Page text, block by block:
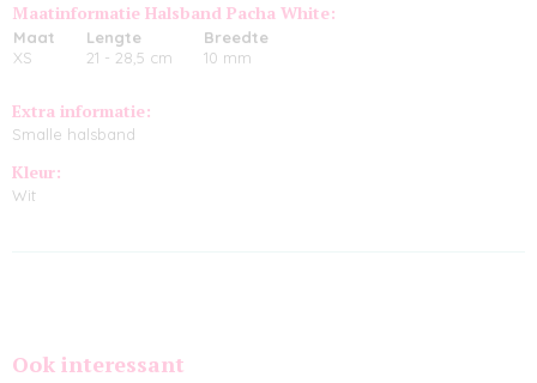
Maatinformatie Halsband Pacha White:
Maat Lengte
Breedte
XS
21 - 28,5 cm 10 mm
Extra informatie:
Smalle halsband
Kleur:
Wit
Ook interessant